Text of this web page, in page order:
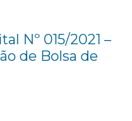
Nº 015/2021 –
de Bolsa de